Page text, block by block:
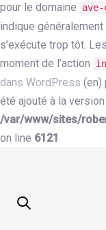
pour le domaine
indique
s’exécute trop tôt.
moment de l’action
dans WordPress (en)
été ajouté à la version
/var/www/sites/
on line 6121